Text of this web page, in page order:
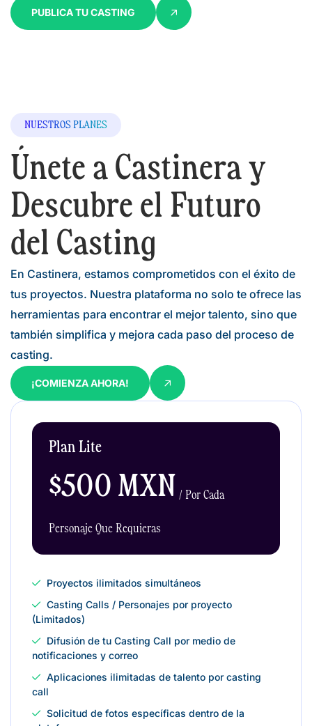
PUBLICA TU CASTING
NUESTROS PLANES
Únete a Castinera y
Descubre el Futuro
del Casting
En Castinera, estamos comprometidos con el éxito de
tus proyectos. Nuestra plataforma no solo te ofrece las
herramientas para encontrar el mejor talento, sino que
también simplifica y mejora cada paso del proceso de
casting.
¡COMIENZA AHORA!
Plan Lite
$500 MXN/ Por Cada
Personaje Que Requieras
Proyectos ilimitados simultáneos
Casting Calls / Personajes por proyecto
(Limitados)
Difusión de tu Casting Call por medio de
notificaciones y correo
Aplicaciones ilimitadas de talento por casting
call
Solicitud de fotos específicas dentro de la